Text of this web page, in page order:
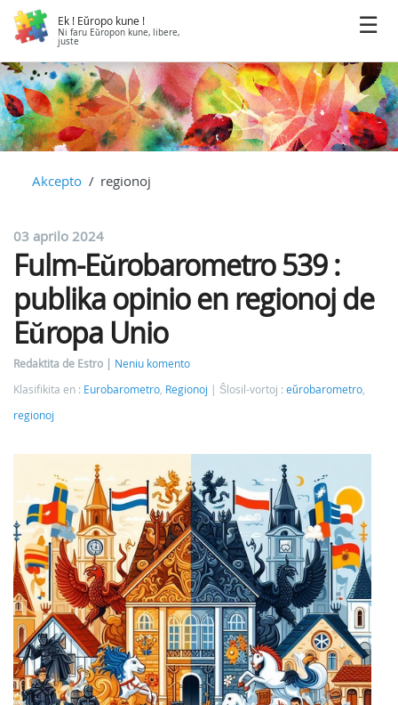
Ek ! Eŭropo kune !
Ni faru Eŭropon kune, libere,
juste
Akcepto regionoj
03 aprilo 2024
Fulm-Eŭrobarometro 539 :
publika opinio en regionoj de
Eŭropa Unio
Redaktita de Estro
Neniu komento
Klasifikita en : Eurobarometro Regionoj Ŝlosil-vortoj : eŭrobarometro
regionoj